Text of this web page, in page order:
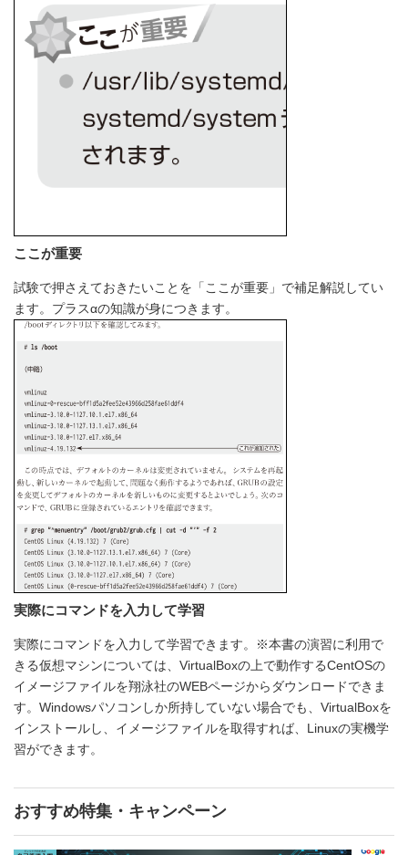
ここが重要
試験で押さえておきたいことを「ここが重要」で補足解説してい
ます。プラスαの知識が身につきます。
実際にコマンドを入力して学習
実際にコマンドを入力して学習できます。※本書の演習に利用で
きる仮想マシンについては、VirtualBoxの上で動作するCentOSの
イメージファイルを翔泳社のWEBページからダウンロードできま
す。Windowsパソコンしか所持していない場合でも、VirtualBoxを
インストールし、イメージファイルを取得すれば、Linuxの実機学
習ができます。
おすすめ特集・キャンペーン